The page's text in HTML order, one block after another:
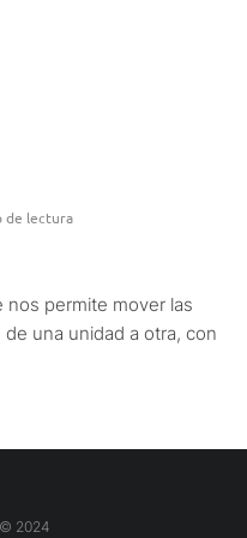
de lectura
nos permite mover las
una unidad a otra, con
2024